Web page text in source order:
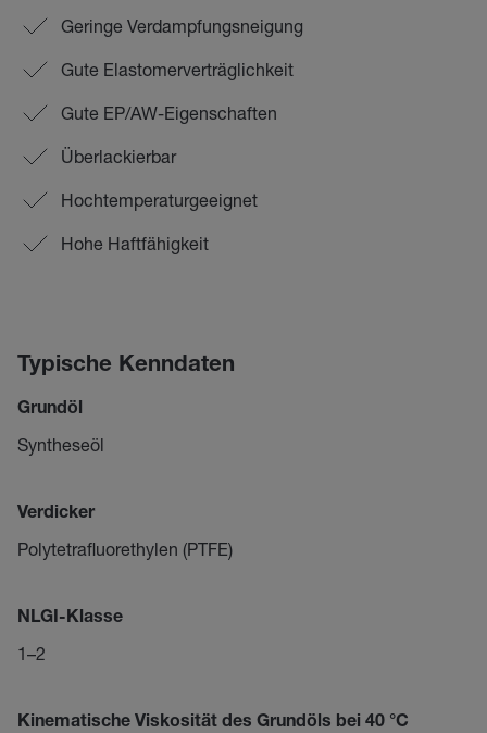
Geringe Verdampfungsneigung
Gute Elastomerverträglichkeit
Gute EP/AW-Eigenschaften
Überlackierbar
Hochtemperaturgeeignet
Hohe Haftfähigkeit
Typische Kenndaten
Grundöl
Syntheseöl
Verdicker
Polytetrafluorethylen (PTFE)
NLGI-Klasse
1–2
Kinematische Viskosität des Grundöls bei 40 °C